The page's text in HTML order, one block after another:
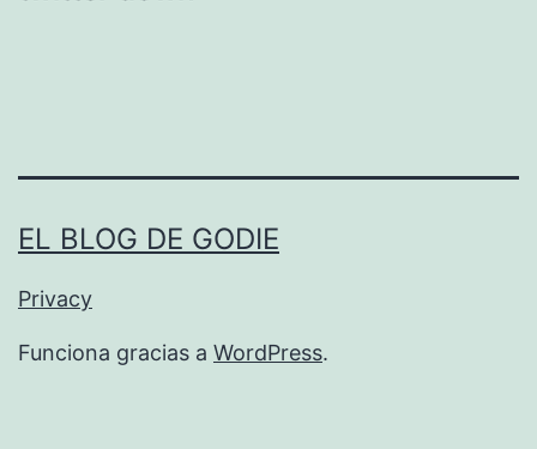
EL BLOG DE GODIE
Privacy
Funciona gracias a WordPress.